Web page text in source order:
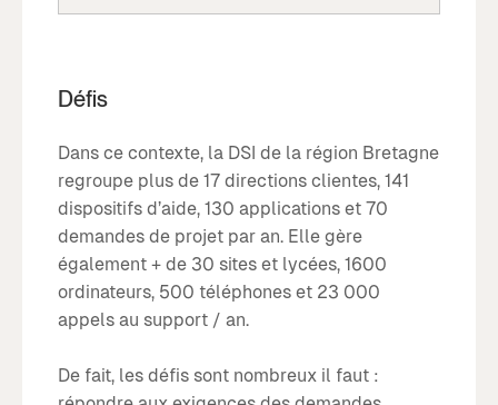
Défis
Dans ce contexte, la DSI de la région Bretagne
regroupe plus de 17 directions clientes, 141
dispositifs d’aide, 130 applications et 70
demandes de projet par an. Elle gère
également + de 30 sites et lycées, 1600
ordinateurs, 500 téléphones et 23 000
appels au support / an.
De fait, les défis sont nombreux il faut :